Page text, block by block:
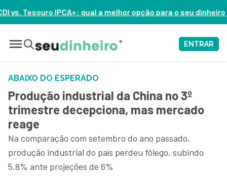
a melhor opção para o seu dinheiro hoje? – ASSISTA
ENTRAR
ABAIXO DO ESPERADO
Produção industrial da China no 3º
trimestre decepciona, mas mercado
reage
Na comparação com setembro do ano passado,
produção industrial do país perdeu fôlego, subindo
5,8% ante projeções de 6%